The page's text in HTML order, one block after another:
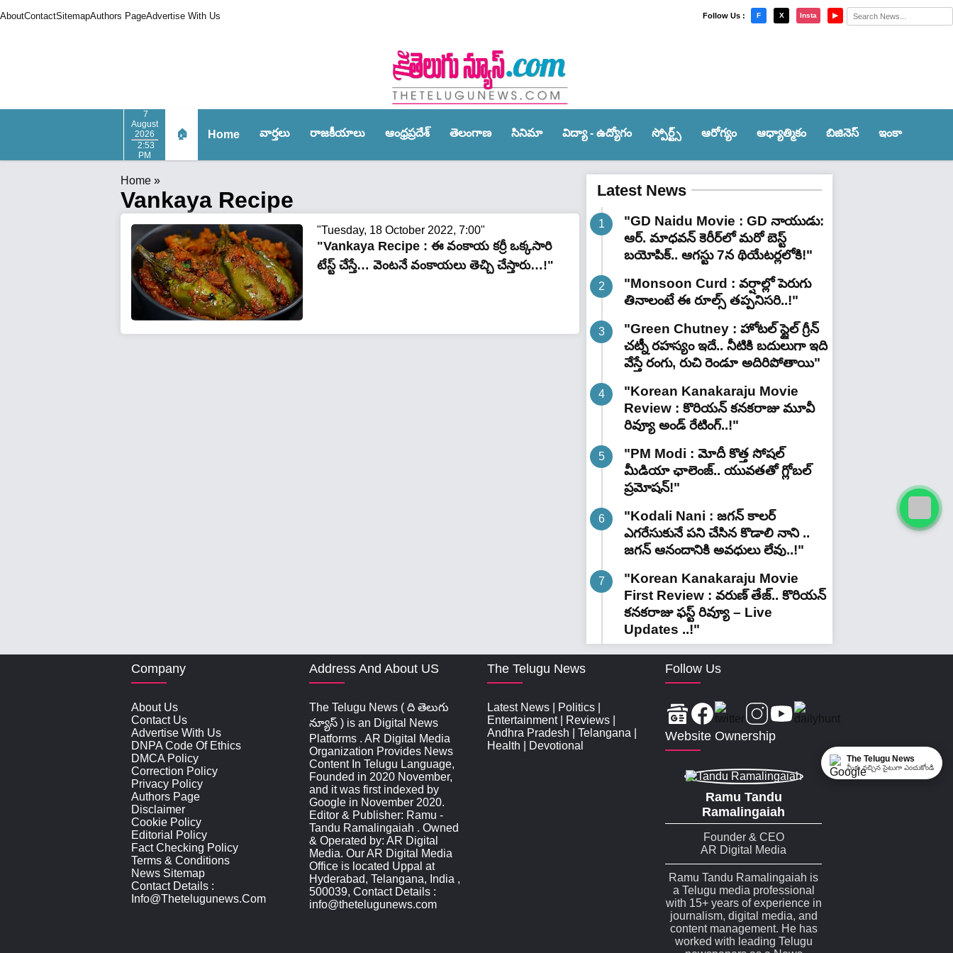
AboutContactSitemapAuthors PageAdvertise With Us Follow Us : F X Insta ▶
7
August
2026
2:53
PM
🏠 Home వార్త‌లు రాజ‌కీయాలు ఆంధ్ర‌ప్ర‌దేశ్‌ తెలంగాణ‌ సినిమా విద్యా - ఉద్యోగం స్పోర్ట్స్‌ ఆరోగ్యం ఆధ్యాత్మికం బిజినెస్ ఇంకా
×
Home »
Vankaya Recipe
"Tuesday, 18 October 2022, 7:00"
"Vankaya Recipe : ఈ వంకాయ కర్రీ ఒక్కసారి
టేస్ట్ చేస్తే… వెంటనే వంకాయలు తెచ్చి చేస్తారు…!"
Latest News
"GD Naidu Movie : GD నాయుడు:
ఆర్. మాధవన్‌ కెరీర్‌లో మరో బెస్ట్
బయోపిక్.. ఆగస్టు 7న థియేటర్లలోకి!"
"Monsoon Curd : వర్షాల్లో పెరుగు
తినాలంటే ఈ రూల్స్ తప్పనిసరి..!"
"Green Chutney : హోటల్ స్టైల్ గ్రీన్
చట్నీ రహస్యం ఇదే.. నీటికి బదులుగా ఇది
వేస్తే రంగు, రుచి రెండూ అదిరిపోతాయి"
"Korean Kanakaraju Movie
Review : కొరియన్ కనకరాజు మూవీ
రివ్యూ అండ్ రేటింగ్‌..!"
"PM Modi : మోదీ కొత్త సోషల్
మీడియా ఛాలెంజ్.. యువతతో గ్లోబల్
ప్రమోషన్!"
"Kodali Nani : జగన్ కాలర్
ఎగరేసుకునే పని చేసిన కొడాలి నాని ..
జగన్ ఆనందానికి అవధులు లేవు..!"
"Korean Kanakaraju Movie
First Review : వరుణ్ తేజ్.. కొరియన్
కనకరాజు ఫస్ట్ రివ్యూ – Live
Updates ..!"
Company
About Us
Contact Us
Advertise With Us
DNPA Code Of Ethics
DMCA Policy
Correction Policy
Privacy Policy
Authors Page
Disclaimer
Cookie Policy
Editorial Policy
Fact Checking Policy
Terms & Conditions
News Sitemap
Contact Details :
Info@thetelugunews.com
Address And About US
The Telugu News ( ది తెలుగు
న్యూస్‌ ) is an Digital News
Platforms . AR Digital Media
Organization Provides News
Content In Telugu Language,
Founded in 2020 November,
and it was first indexed by
Google in November 2020.
Editor & Publisher: Ramu -
Tandu Ramalingaiah . Owned
& Operated by: AR Digital
Media. Our AR Digital Media
Office is located Uppal at
Hyderabad, Telangana, India ,
500039, Contact Details :
info@thetelugunews.com
The Telugu News
Latest News Politics
Entertainment| Reviews
Andhra Pradesh
Telangana
Health
Devotional
Follow Us
Website Ownership
Ramu Tandu
Ramalingaiah
Founder & CEO
AR Digital Media
Ramu Tandu Ramalingaiah is
a Telugu media professional
with 15+ years of experience in
journalism, digital media, and
content management. He has
worked with leading Telugu
The Telugu News
మీకు నచ్చిన సైటుగా ఎంచుకోండి